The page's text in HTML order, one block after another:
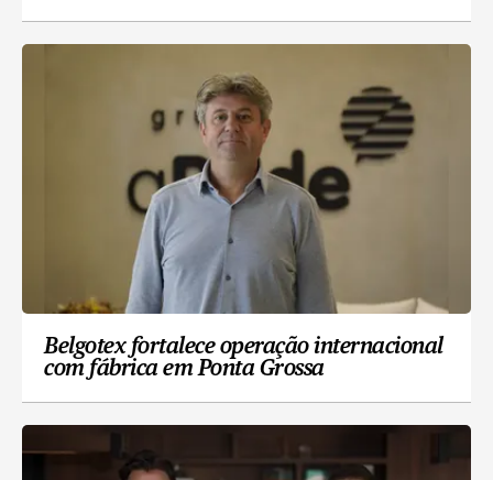
Belgotex fortalece operação internacional
com fábrica em Ponta Grossa